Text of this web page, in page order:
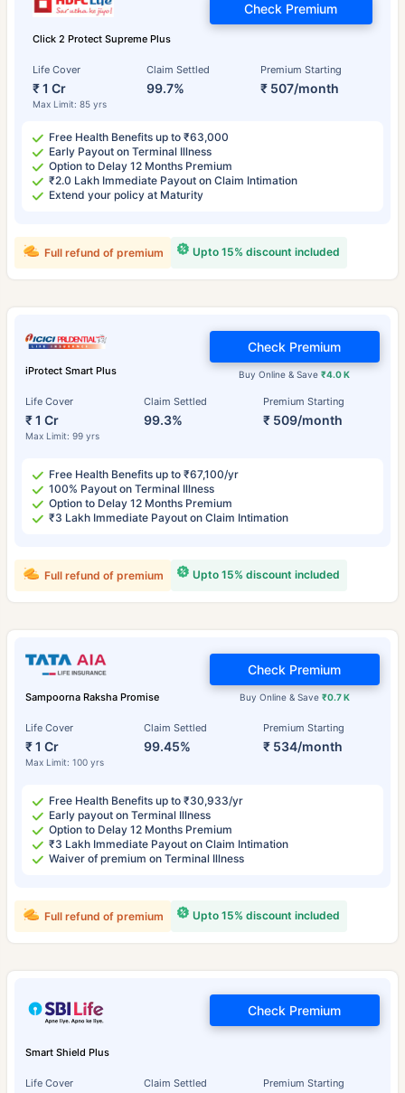
Click 2 Protect Supreme Plus
Life Cover
₹ 1 Cr
Max Limit: 85 yrs
Claim Settled
99.7%
Premium Starting
₹ 507/month
Check Premium
Free Health Benefits up to ₹63,000
Early Payout on Terminal Illness
Option to Delay 12 Months Premium
₹2.0 Lakh Immediate Payout on Claim Intimation
Extend your policy at Maturity
Upto 15% discount included
Full refund of premium
iProtect Smart Plus
Life Cover
₹ 1 Cr
Max Limit: 99 yrs
Claim Settled
99.3%
Premium Starting
₹ 509/month
Buy Online & Save₹4.0 K
Check Premium
Free Health Benefits up to ₹67,100/yr
100% Payout on Terminal Illness
Option to Delay 12 Months Premium
₹3 Lakh Immediate Payout on Claim Intimation
Upto 15% discount included
Full refund of premium
Sampoorna Raksha Promise
Life Cover
₹ 1 Cr
Max Limit: 100 yrs
Claim Settled
99.45%
Premium Starting
₹ 534/month
Buy Online & Save ₹0.7 K
Check Premium
Free Health Benefits up to ₹30,933/yr
Early payout on Terminal Illness
Option to Delay 12 Months Premium
₹3 Lakh Immediate Payout on Claim Intimation
Waiver of premium on Terminal Illness
Upto 15% discount included
Full refund of premium
Smart Shield Plus
Life Cover Claim Settled Premium Starting
Check Premium